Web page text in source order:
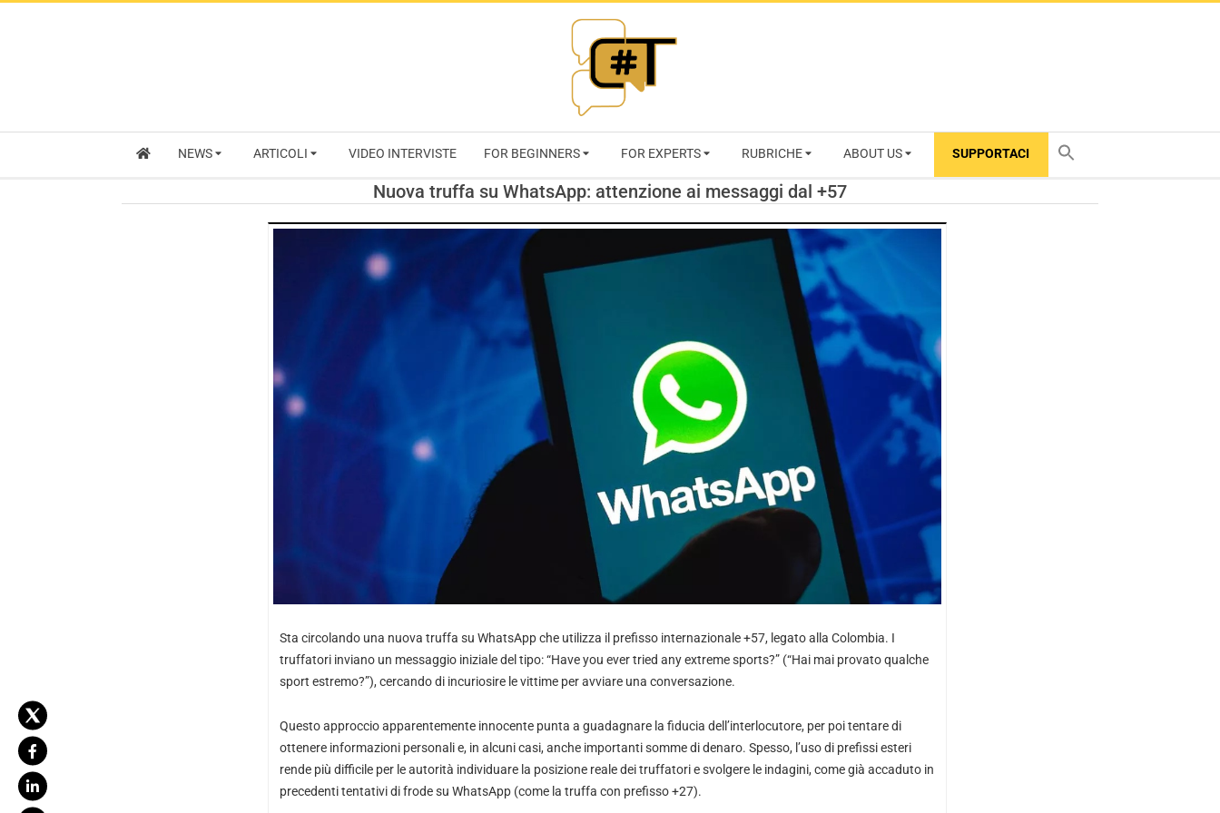
RIVISTA
CYBERSECURITY
TRENDS
NEWS ARTICOLI VIDEO INTERVISTE FOR BEGINNERS FOR EXPERTS RUBRICHE ABOUT US SUPPORTACI
Nuova truffa su WhatsApp: attenzione ai messaggi dal +57
Sta circolando una nuova truffa su WhatsApp che utilizza il prefisso internazionale +57, legato alla Colombia. I
truffatori inviano un messaggio iniziale del tipo: “Have you ever tried any extreme sports?” (“Hai mai provato qualche
sport estremo?”), cercando di incuriosire le vittime per avviare una conversazione.
Questo approccio apparentemente innocente punta a guadagnare la fiducia dell’interlocutore, per poi tentare di
ottenere informazioni personali e, in alcuni casi, anche importanti somme di denaro. Spesso, l’uso di prefissi esteri
rende più difficile per le autorità individuare la posizione reale dei truffatori e svolgere le indagini, come già accaduto in
precedenti tentativi di frode su WhatsApp (come la truffa con prefisso +27).